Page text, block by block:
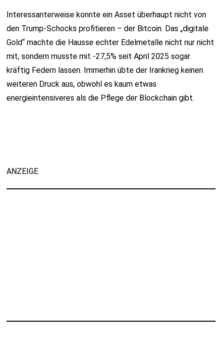
Interessanterweise konnte ein Asset überhaupt nicht von
den Trump-Schocks profitieren – der Bitcoin. Das „digitale
Gold“ machte die Hausse echter Edelmetalle nicht nur nicht
mit, sondern musste mit -27,5% seit April 2025 sogar
kräftig Federn lassen. Immerhin übte der Irankrieg keinen
weiteren Druck aus, obwohl es kaum etwas
energieintensiveres als die Pflege der Blockchain gibt.
ANZEIGE